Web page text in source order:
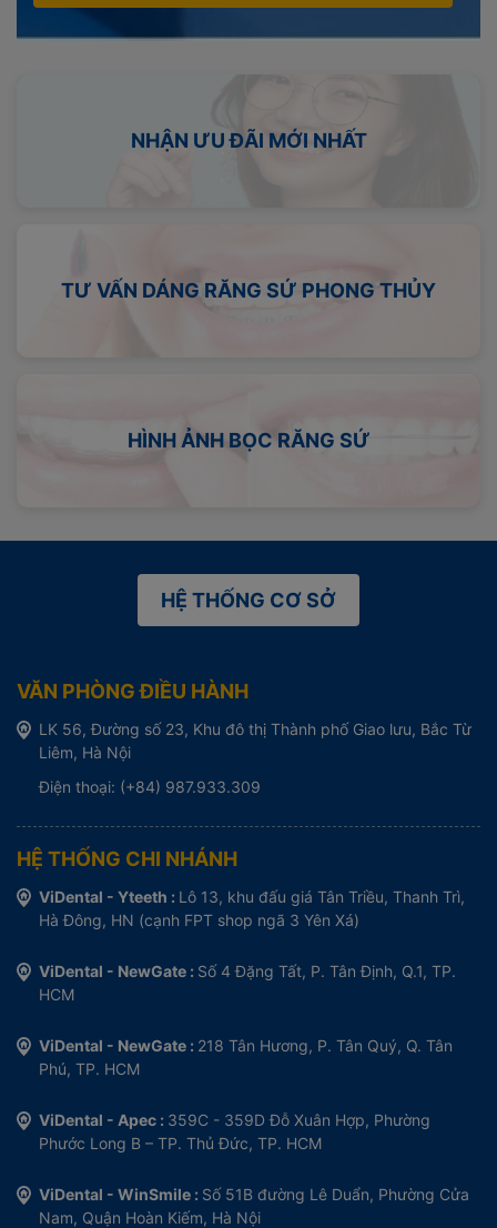
NHẬN ƯU ĐÃI MỚI NHẤT
TƯ VẤN DÁNG RĂNG SỨ PHONG THỦY
HÌNH ẢNH BỌC RĂNG SỨ
HỆ THỐNG CƠ SỞ
VĂN PHÒNG ĐIỀU HÀNH
LK 56, Đường số 23, Khu đô thị Thành phố Giao lưu, Bắc Từ
Liêm, Hà Nội
Điện thoại: (+84) 987.933.309
HỆ THỐNG CHI NHÁNH
ViDental - Yteeth : Lô 13, khu đấu giá Tân Triều, Thanh Trì,
Hà Đông, HN (cạnh FPT shop ngã 3 Yên Xá)
ViDental - NewGate : Số 4 Đặng Tất, P. Tân Định, Q.1, TP.
HCM
ViDental - NewGate : 218 Tân Hương, P. Tân Quý, Q. Tân
Phú, TP. HCM
ViDental - Apec : 359C - 359D Đỗ Xuân Hợp, Phường
Phước Long B – TP. Thủ Đức, TP. HCM
ViDental - WinSmile : Số 51B đường Lê Duẩn, Phường Cửa
Nam, Quận Hoàn Kiếm, Hà Nội